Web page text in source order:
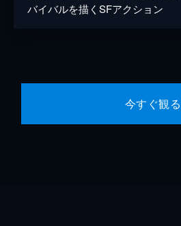
バイバルを描くSFアクション
今すぐ観る